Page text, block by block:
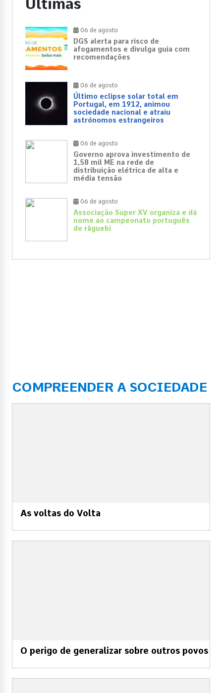
06 de agosto
DGS alerta para risco de
afogamentos e divulga guia com
recomendações
06 de agosto
Último eclipse solar total em
Portugal, em 1912, animou
sociedade nacional e atraiu
astrónomos estrangeiros
06 de agosto
Governo aprova investimento de
1,58 mil ME na rede de
distribuição elétrica de alta e
média tensão
06 de agosto
Associação Super XV organiza e dá
nome ao campeonato português
de râguebi
COMPREENDER A SOCIEDADE
As voltas do Volta
O perigo de generalizar sobre outros povos